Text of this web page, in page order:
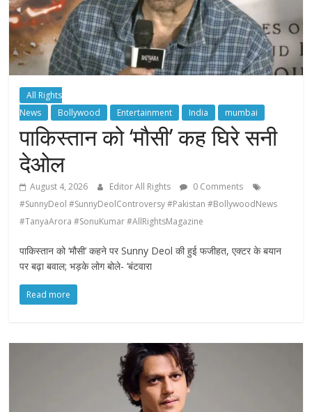
All Rights
News
Bollywood Entertainment India mumbai
पाकिस्तान को ‘मौसी’ कह घिरे सनी
देओल
August 4, 2026 Editor All Rights
0 Comments
#SunnyDeol #SunnyDeolControversy #Pakistan #BollywoodNews
#TanyaArora #SonuKumar #AllRightsMagazine
पाकिस्तान को ‘मौसी’ कहने पर Sunny Deol की हुई फजीहत, एक्टर के बयान
पर बढ़ा बवाल; भड़के लोग बोले- ‘बंटवारा
Read more